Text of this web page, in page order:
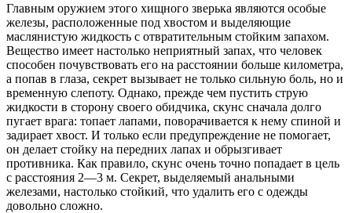
Главным оружием этого хищного зверька являются особые
железы, расположенные под хвостом и выделяющие
маслянистую жидкость с отвратительным стойким запахом.
Вещество имеет настолько неприятный запах, что человек
способен почувствовать его на расстоянии больше километра,
а попав в глаза, секрет вызывает не только сильную боль, но и
временную слепоту. Однако, прежде чем пустить струю
жидкости в сторону своего обидчика, скунс сначала долго
пугает врага: топает лапами, поворачивается к нему спиной и
задирает хвост. И только если предупреждение не помогает,
он делает стойку на передних лапах и обрызгивает
противника. Как правило, скунс очень точно попадает в цель
с расстояния 2—3 м. Секрет, выделяемый анальными
железами, настолько стойкий, что удалить его с одежды
довольно сложно.